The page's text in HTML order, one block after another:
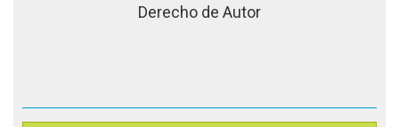
Derecho de Autor